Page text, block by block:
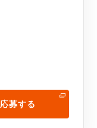
応募する